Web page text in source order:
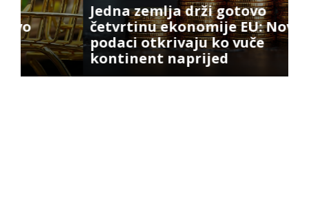
Jedna zemlja drži gotovo
četvrtinu ekonomije EU: Novi
podaci otkrivaju ko vuče
kontinent naprijed